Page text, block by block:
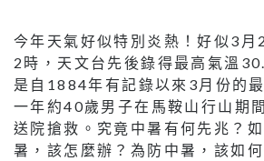
今年天氣好似特別炎熱！好似3月
2時，天文台先後錄得最高氣溫
是自1884年有記錄以來3月份的
一年約40歲男子在馬鞍山行山期
送院搶救。究竟中暑有何先兆？
暑，該怎麼辦？為防中暑，該如